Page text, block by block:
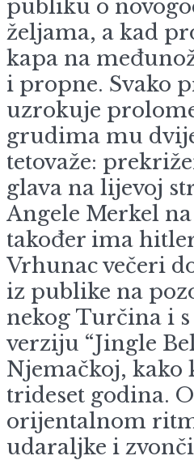
publiku o
željama, a kad
kapa na
i propne. Svako
uzrokuje
grudima mu
tetovaže:
glava na lijevoj
Angele Merkel
također ima
Vrhunac večeri
iz publike na
nekog Turčina i
verziju “Jingle
Njemačkoj, kako
trideset godina.
orijentalnom
udaraljke i